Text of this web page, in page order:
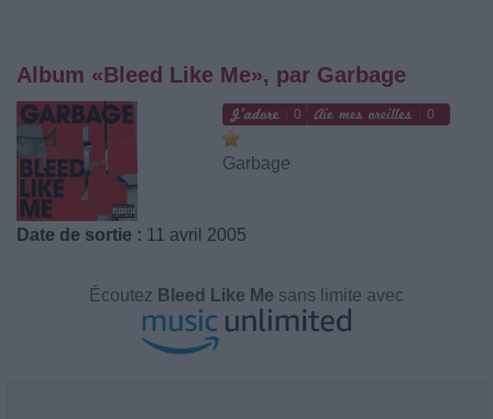
Album «Bleed Like Me», par Garbage
0 0
Garbage
Date de sortie : 11 avril 2005
Écoutez Bleed Like Me sans limite avec